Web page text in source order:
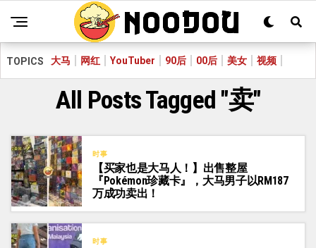
TOPICS 大马 网红 YouTuber 90后 00后 美女 视频
All Posts Tagged "卖"
时事
【买家也是大马人！】出售整屋
『Pokémon珍藏卡』，大马男子以RM187
万成功卖出！
时事